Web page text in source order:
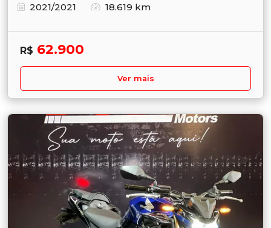
2021/2021
18.619 km
R$ 62.900
Ver mais